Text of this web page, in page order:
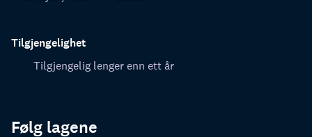
Tilgjengelighet
Tilgjengelig lenger enn ett år
Følg lagene